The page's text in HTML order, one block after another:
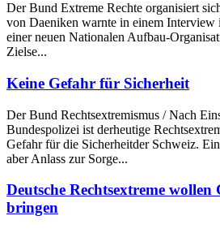
Der Bund Extreme Rechte organisiert
von Daeniken warnte in einem Interview
einer neuen Nationalen Aufbau-
Zielse...
Keine Gefahr für Sicherheit
Der Bund Rechtsextremismus / Nach
Bundespolizei ist derheutige
Gefahr für die Sicherheitder Schweiz.
aber Anlass zur Sorge...
Deutsche Rechtsextreme
bringen